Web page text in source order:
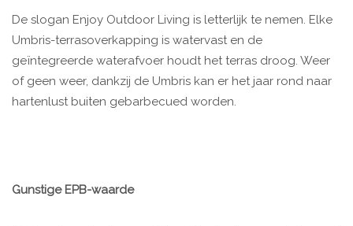
De slogan Enjoy Outdoor Living is letterlijk te nemen. Elke
Umbris-terrasoverkapping is watervast en de
geïntegreerde waterafvoer houdt het terras droog. Weer
of geen weer, dankzij de Umbris kan er het jaar rond naar
hartenlust buiten gebarbecued worden.
Gunstige EPB-waarde